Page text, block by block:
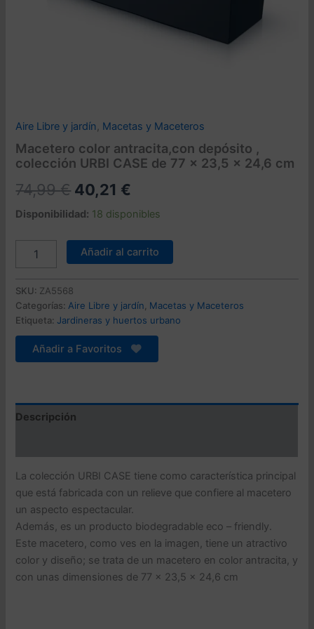
Aire Libre y jardín, Macetas y Maceteros
Macetero color antracita,con depósito ,
colección URBI CASE de 77 x 23,5 x 24,6 cm
74,99€ El
precio
original
era:
40,21 €
precio
actual
es:
Disponibilidad: 18 disponibles
color
depósito
,
colección
CASE
de
23,5
x
Añadir al carrito
SKU: ZA5568
Categorías:Aire Libre y jardín, Macetas y Maceteros
Etiqueta:Jardineras y huertos urbano
Añadir a Favoritos
Descripción
La colección URBI CASE tiene como característica principal
que está fabricada con un relieve que confiere al macetero
un aspecto espectacular.
Además, es un producto biodegradable eco – friendly.
Este macetero, como ves en la imagen, tiene un atractivo
color y diseño; se trata de un macetero en color antracita, y
con unas dimensiones de 77 x 23,5 x 24,6 cm